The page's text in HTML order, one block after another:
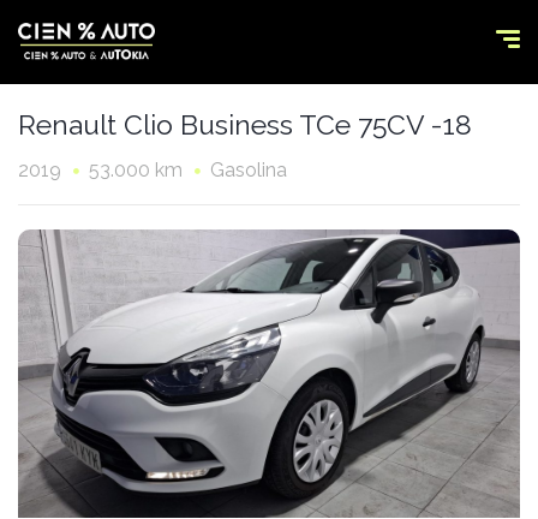
Renault Clio Business TCe 75CV -18
2019 53.000 km Gasolina